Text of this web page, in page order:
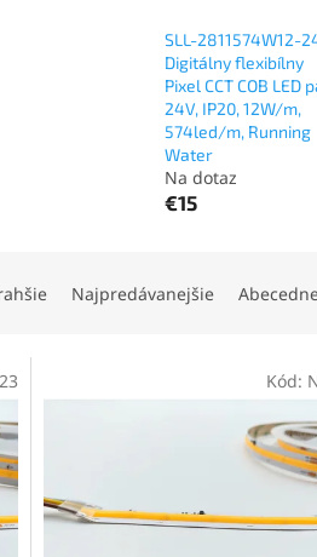
SLL-2811574W12-
Digitálny flexibílny
Pixel CCT COB LED
24V, IP20, 12W/m,
574led/m, Running
Water
Na dotaz
€15
Najpredávanejšie
Kód: